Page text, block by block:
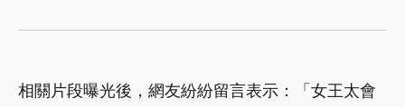
相關片段曝光後，網友紛紛留言表示：「女王太會